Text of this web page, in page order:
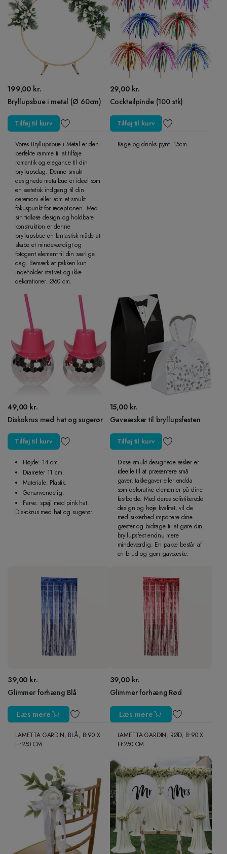
199,00 kr.
Bryllupsbue i metal (Ø 60cm)
Tilføj til kurv
Vores Bryllupsbue i Metal er den
perfekte ramme til at tilføje
romantik og elegance til din
bryllupsdag. Denne smukt
designede metalbue er ideel som
en æstetisk indgang til din
ceremoni eller som et smukt
fokuspunkt for receptionen. Med
sin tidløse design og holdbare
konstruktion er denne
bryllupsbue en fantastisk måde at
skabe et mindeværdigt og
fotogent element til din særlige
dag. Bemærk at pakken kun
indeholder stativet og ikke
dekorationer. Ø60 cm.
29,00 kr.
Cocktailpinde (100 stk)
Tilføj til kurv
Kage og drinks pynt. 15cm.
49,00 kr.
Diskokrus med hat og sugerør
Tilføj til kurv
Højde: 14 cm.
Diameter 11 cm.
Materiale: Plastik.
Genanvendelig.
Farve: spejl med pink hat.
Diskokrus med hat og sugerør.
15,00 kr.
Gaveæsker til bryllupsfesten
Tilføj til kurv
Disse smukt designede æsker er
ideelle til at præsentere små
gaver, takkegaver eller endda
som dekorative elementer på dine
festborde. Med deres sofistikerede
design og høje kvalitet, vil de
med sikkerhed imponere dine
gæster og bidrage til at gøre din
bryllupsfest endnu mere
mindeværdig. En pakke består af
en brud og gom gaveæske.
39,00 kr.
Glimmer forhæng Blå
Læs mere
LAMETTA GARDIN, BLÅ, B:90 X
H:250 CM
39,00 kr.
Glimmer forhæng Rød
Læs mere
LAMETTA GARDIN, RØD, B:90 X
H:250 CM